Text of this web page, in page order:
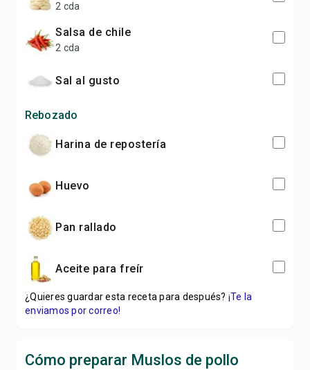
2 cda
salsa de chile
2 cda
sal al gusto
Rebozado
harina de repostería
huevo
pan rallado
aceite para freír
¿Quieres guardar esta receta para después? ¡Te la
enviamos por correo!
Cómo preparar Muslos de pollo